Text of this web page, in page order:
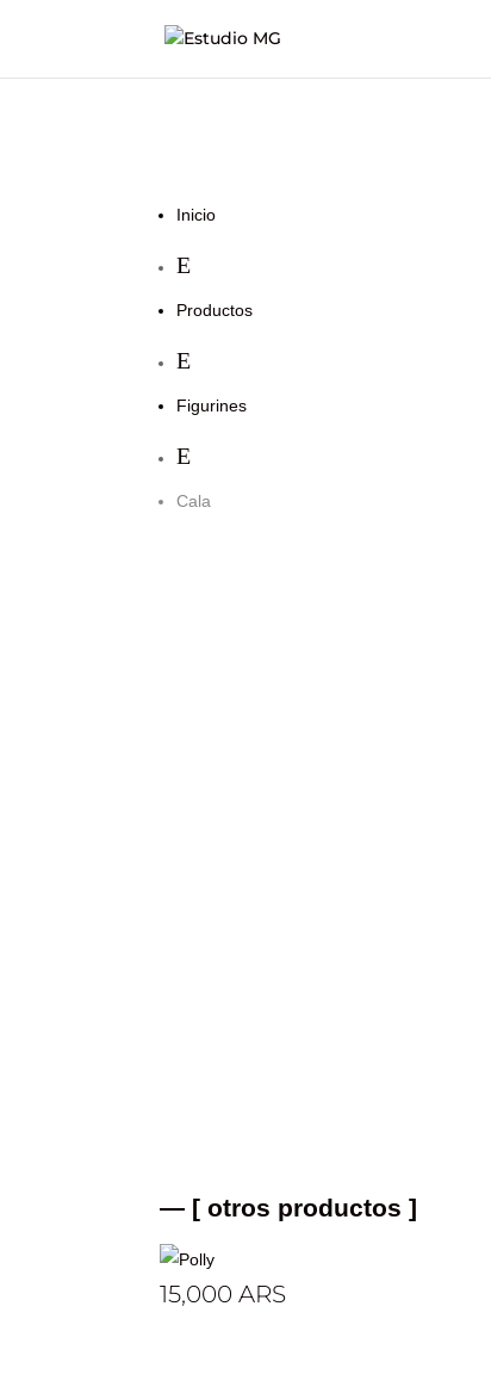
Inicio
E
Productos
E
Figurines
E
Cala
— [ otros productos ]
15,000ARS